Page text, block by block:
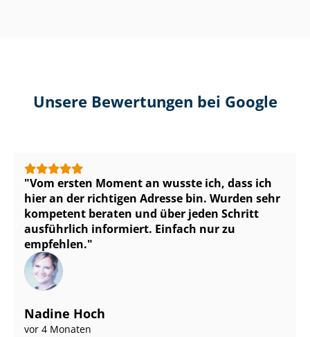
Unsere Bewertungen bei Google
Vom ersten Moment an wusste ich, dass ich
hier an der richtigen Adresse bin. Wurden sehr
kompetent beraten und über jeden Schritt
ausführlich informiert. Einfach nur zu
empfehlen.
Nadine Hoch
vor 4 Monaten